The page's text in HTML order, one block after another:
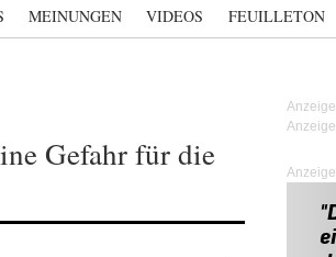
MEINUNGEN VIDEOS FEUILLETON
Gefahr für die
Anzeige